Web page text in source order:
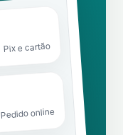
Pix e cartão
Pedido online